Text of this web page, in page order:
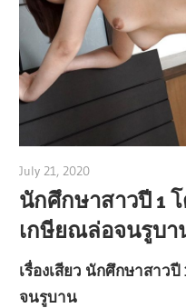
July 21, 2020
นักศึกษาสาวปี 1
เกษียณล่อจนรูบา
เรื่องเสียว นักศึกษาสาว
จนรูบาน